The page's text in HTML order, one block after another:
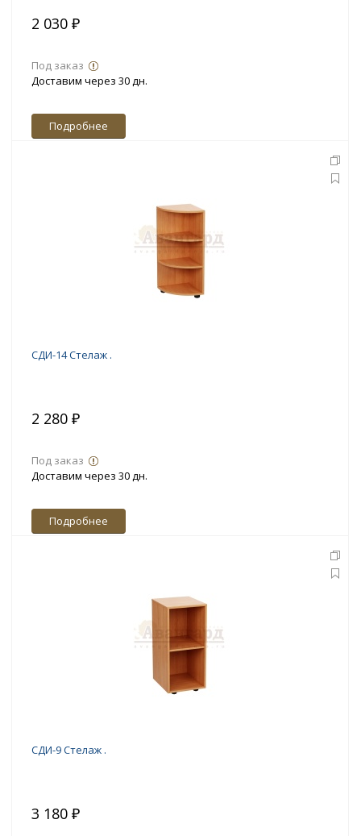
2 030 ₽
Под заказ
Доставим через 30 дн.
Подробнее
СДИ-14 Стелаж .
2 280 ₽
Под заказ
Доставим через 30 дн.
Подробнее
СДИ-9 Стелаж .
3 180 ₽